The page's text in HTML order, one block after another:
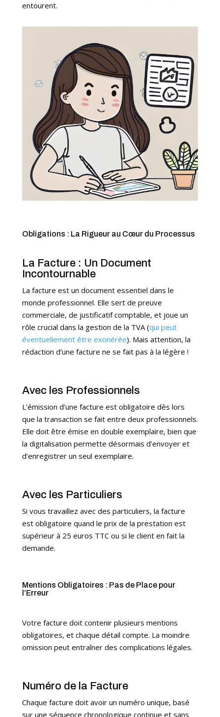
entourent.
Obligations : La Rigueur au Cœur du Processus
La Facture : Un Document
Incontournable
La facture est un document essentiel dans le
monde professionnel. Elle sert de preuve
commerciale, de justificatif comptable, et joue un
rôle crucial dans la gestion de la TVA (qui peut
éventuellement être exonérée). Mais attention, la
rédaction d’une facture ne se fait pas à la légère !
Avec les Professionnels
L’émission d’une facture est obligatoire dès lors
que la transaction se fait entre deux professionnels.
Elle doit être émise en double exemplaire, bien que
la digitalisation permette désormais d’envoyer et
d’enregistrer un seul exemplaire.
Avec les Particuliers
Si vous travaillez avec des particuliers, la facture
est obligatoire quand le prix de la prestation est
supérieur à 25 euros TTC ou si le client en fait la
demande.
Mentions Obligatoires : Pas de Place pour
l’Erreur
Votre facture doit contenir plusieurs mentions
obligatoires, et chaque détail compte. La moindre
omission peut entraîner des complications légales.
Numéro de la Facture
Chaque facture doit avoir un numéro unique, basé
sur une séquence chronologique continue et sans